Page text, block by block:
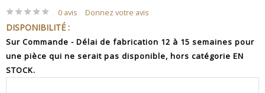
★ ★ ★ ★ ★
★ ★ ★ ★ ★ 0 avis Donnez votre avis
DISPONIBILITÉ :
Sur Commande - Délai de fabrication 12 à 15 semaines pour
une pièce qui ne serait pas disponible, hors catégorie EN
STOCK.